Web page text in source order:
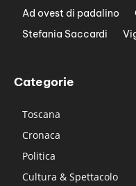
Ad ovest di padalino
Stefania Saccardi
Categorie
Toscana
Cronaca
Politica
Cultura & Spettacolo